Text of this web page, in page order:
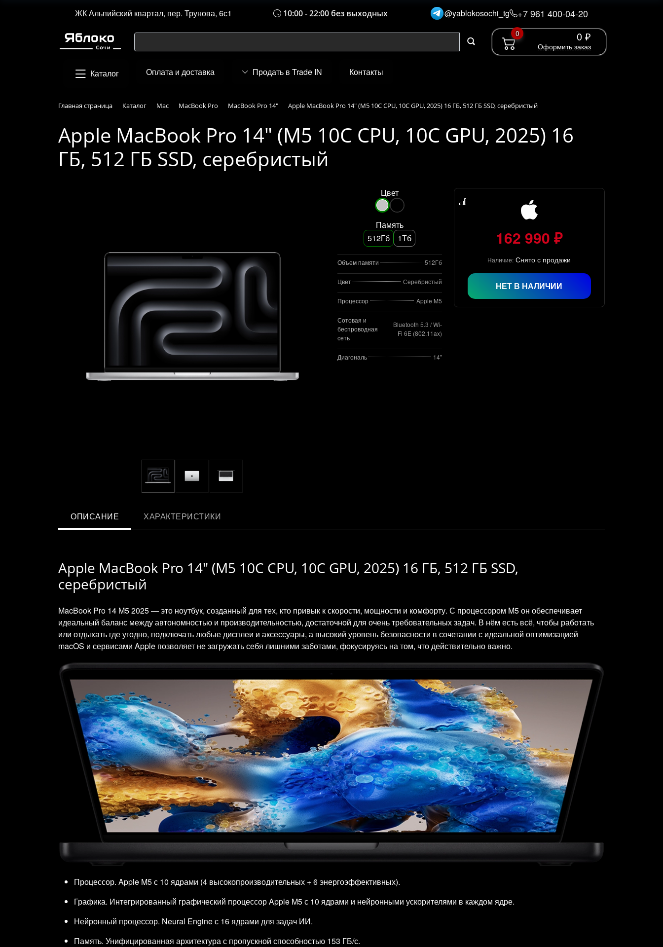
ЖК Альпийский квартал, пер. Трунова, 6с1 10:00 - 22:00 без выходных @yablokosochi_tg +7 961 400-04-20
0 0 ₽
Оформить заказ
Каталог Оплата и доставка Продать в Trade IN Контакты
Главная страница Каталог Mac MacBook Pro MacBook Pro 14" Apple MacBook Pro 14" (M5 10C CPU, 10C GPU, 2025) 16 ГБ, 512 ГБ SSD, серебристый
Apple MacBook Pro 14" (M5 10C CPU, 10C GPU, 2025) 16
ГБ, 512 ГБ SSD, серебристый
Цвет
Память
512Гб
1Тб
Объем памяти 512Гб
Цвет Серебристый
Процессор Apple M5
Сотовая и
беспроводная
сеть
Bluetooth 5.3 / Wi-
Fi 6E (802.11ax)
Диагональ 14"
162 990 ₽
Наличие: Снято с продажи
НЕТ В НАЛИЧИИ
ОПИСАНИЕ ХАРАКТЕРИСТИКИ
Apple MacBook Pro 14" (M5 10C CPU, 10C GPU, 2025) 16 ГБ, 512 ГБ SSD,
серебристый
MacBook Pro 14 M5 2025 — это ноутбук, созданный для тех, кто привык к скорости, мощности и комфорту. С процессором M5 он обеспечивает
идеальный баланс между автономностью и производительностью, достаточной для очень требовательных задач. В нём есть всё, чтобы работать
или отдыхать где угодно, подключать любые дисплеи и аксессуары, а высокий уровень безопасности в сочетании с идеальной оптимизацией
macOS и сервисами Apple позволяет не загружать себя лишними заботами, фокусируясь на том, что действительно важно.
Процессор. Apple M5 с 10 ядрами (4 высокопроизводительных + 6 энергоэффективных).
Графика. Интегрированный графический процессор Apple M5 с 10 ядрами и нейронными ускорителями в каждом ядре.
Нейронный процессор. Neural Engine с 16 ядрами для задач ИИ.
Память. Унифицированная архитектура с пропускной способностью 153 ГБ/с.